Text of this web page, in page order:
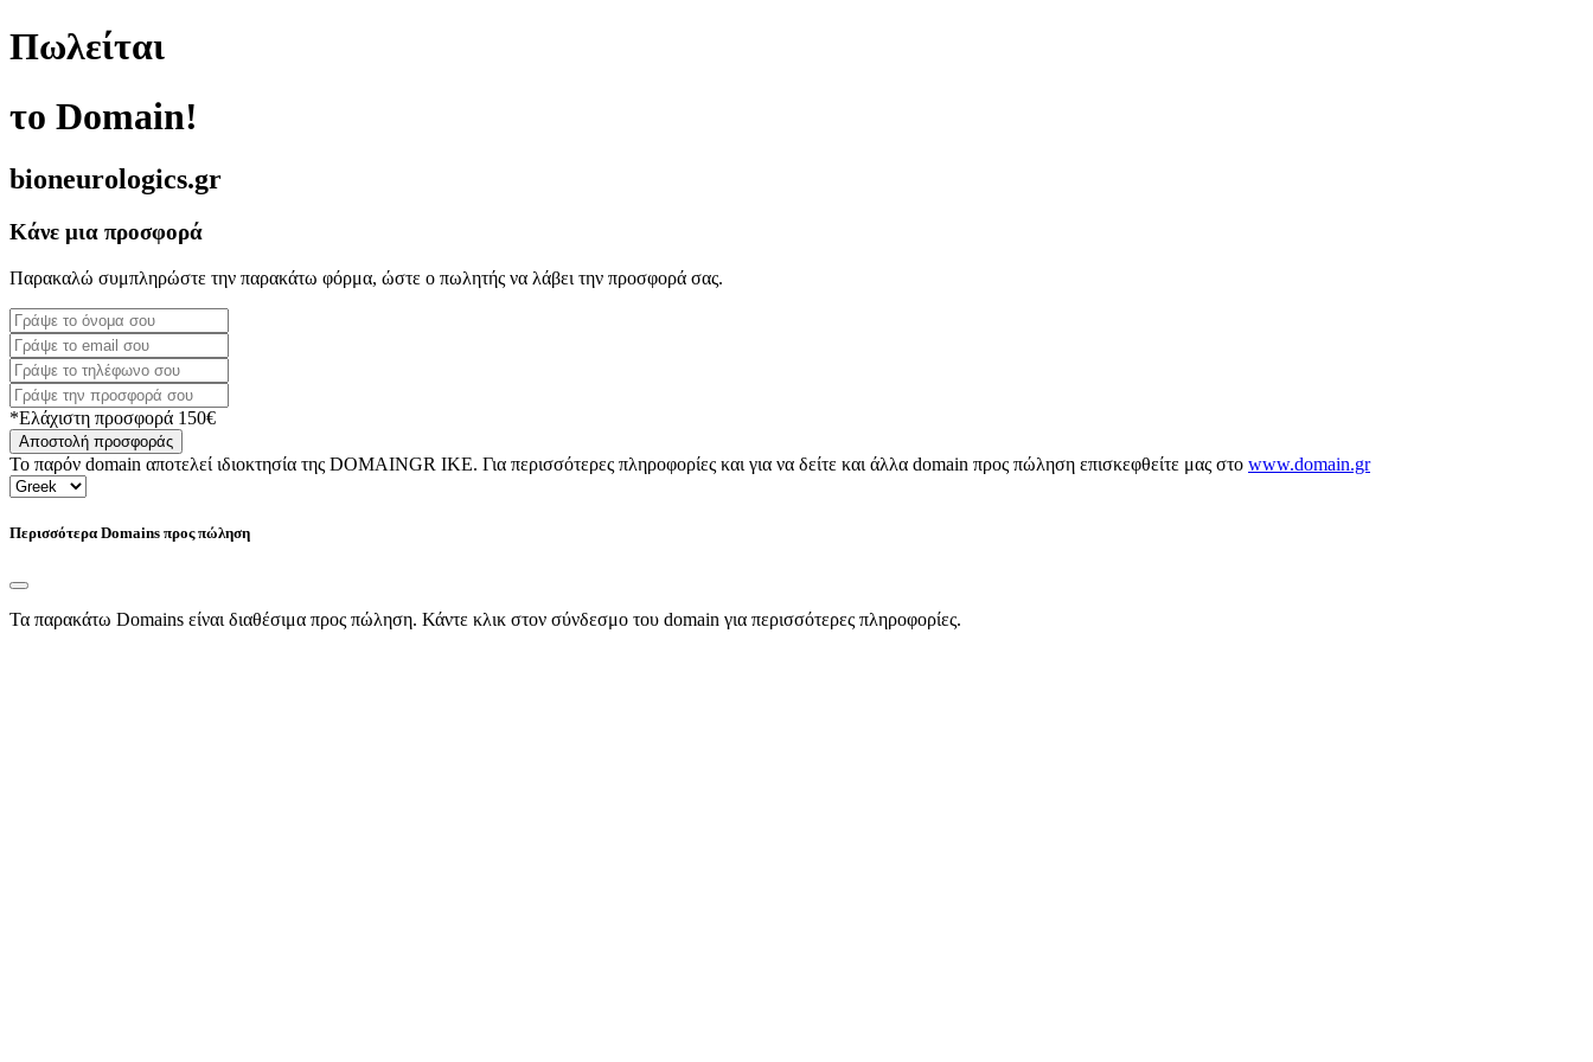
Πωλείται
το Domain!
bioneurologics.gr
Κάνε μια προσφορά
Παρακαλώ συμπληρώστε την παρακάτω φόρμα, ώστε ο πωλητής να λάβει την προσφορά σας.
*Ελάχιστη προσφορά 150€
Αποστολή προσφοράς
Το παρόν domain αποτελεί ιδιοκτησία της DOMAINGR ΙΚΕ. Για περισσότερες πληροφορίες και για να δείτε και άλλα domain προς πώληση επισκεφθείτε μας στο www.domain.gr
Περισσότερα Domains προς πώληση
Τα παρακάτω Domains είναι διαθέσιμα προς πώληση. Κάντε κλικ στον σύνδεσμο του domain για περισσότερες πληροφορίες.